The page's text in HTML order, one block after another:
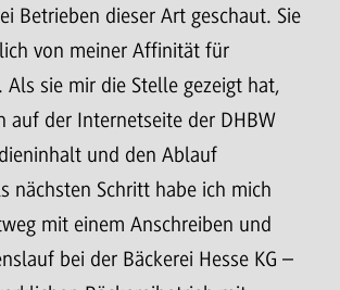
Betrieben dieser Art geschaut. Sie
von meiner Affinität für
Als sie mir die Stelle gezeigt hat,
auf der Internetseite der DHBW
und den Ablauf
nächsten Schritt habe ich mich
mit einem Anschreiben und
bei der Bäckerei Hesse KG –